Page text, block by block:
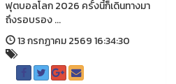
ฟุตบอลโลก 2026 ครั้งนี้ก็เดินทางมา
ถึงรอบรอง ...
13 กรกฏาคม 2569 16:34:30